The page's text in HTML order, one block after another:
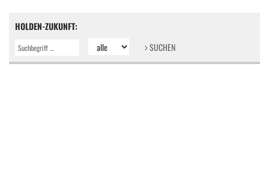
HOLDEN-ZUKUNFT:
SUCHEN